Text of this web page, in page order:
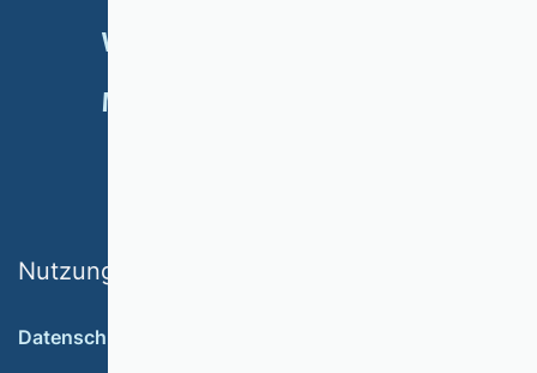
VERANSTALTUNGEN
MITGLIED WERDEN
Nutzungsbedingungen
Datenschutz